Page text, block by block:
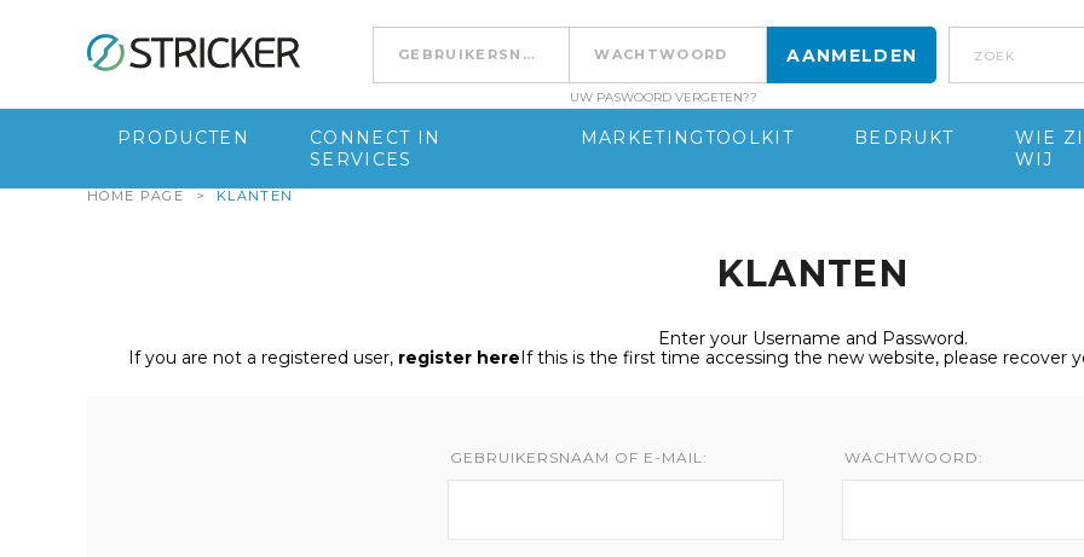
Go to content
UW PASWOORD VERGETEN??
Zoek
PRODUCTEN
CONNECT IN
SERVICES
MARKETINGTOOLKIT BEDRUKT
WIE
WIJ
HOME PAGE > KLANTEN
KLANTEN
Enter your Username and Password.
If you are not a registered user, register hereIf this is the first time accessing the new website, please recover
GEBRUIKERSNAAM OF E-MAIL: WACHTWOORD: